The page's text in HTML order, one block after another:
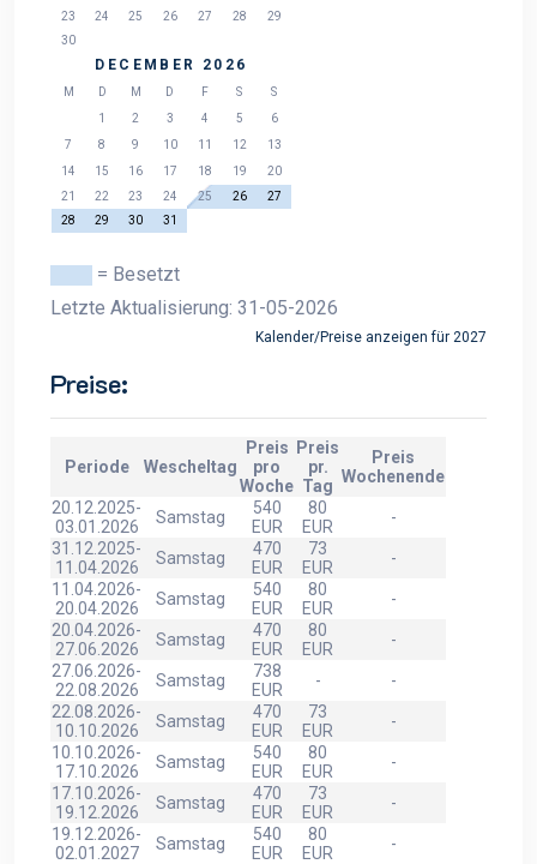
23
24 25 26 27 28
29
30
DECEMBER 2026
M D M D F S
S
1
2 3 4 5
6
7
8 9 10 11 12
13
14
15 16 17 18 19
20
21
22 23 24 25 26
27
28
29 30 31
= Besetzt
Letzte Aktualisierung: 31-05-2026
Kalender/Preise anzeigen für 2027
Preise:
Periode Wescheltag
Preis
pro
Woche
Preis
pr.
Tag
Preis
Wochenende
20.12.2025-
03.01.2026
Samstag
540
EUR
80
EUR
-
31.12.2025-
11.04.2026
Samstag
470
EUR
73
EUR
-
11.04.2026-
20.04.2026
Samstag
540
EUR
80
EUR
-
20.04.2026-
27.06.2026
Samstag
470
EUR
80
EUR
-
27.06.2026-
22.08.2026
Samstag
738
EUR
-
-
22.08.2026-
10.10.2026
Samstag
470
EUR
73
EUR
-
10.10.2026-
17.10.2026
Samstag
540
EUR
80
EUR
-
17.10.2026-
19.12.2026
Samstag
470
EUR
73
EUR
-
19.12.2026-
02.01.2027
Samstag
540
EUR
80
EUR
-